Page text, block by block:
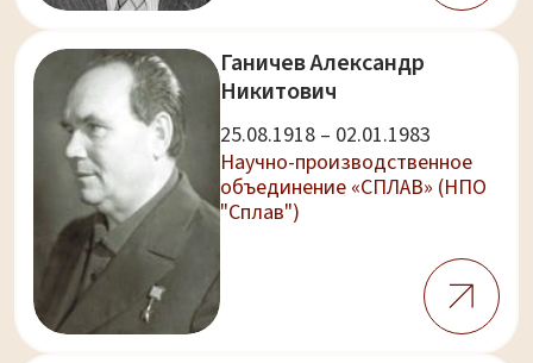
Ганичев Александр
Никитович
25.08.1918 – 02.01.1983
Научно-производственное
объединение «СПЛАВ» (НПО
"Сплав")